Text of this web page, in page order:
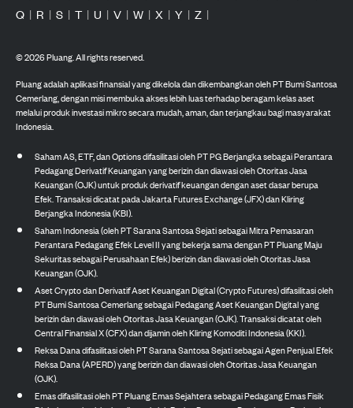
Q | R | S | T | U | V | W | X | Y | Z |
©2026Pluang. All rights reserved.
Pluang adalah aplikasi finansial yang dikelola dan dikembangkan oleh PT Bumi Santosa
Cemerlang, dengan misi membuka akses lebih luas terhadap beragam kelas aset
melalui produk investasi mikro secara mudah, aman, dan terjangkau bagi masyarakat
Indonesia.
Saham AS, ETF, dan Options difasilitasi oleh PT PG Berjangka sebagai Perantara
Pedagang Derivatif Keuangan yang berizin dan diawasi oleh Otoritas Jasa
Keuangan (OJK) untuk produk derivatif keuangan dengan aset dasar berupa
Efek. Transaksi dicatat pada Jakarta Futures Exchange (JFX) dan Kliring
Berjangka Indonesia (KBI).
Saham Indonesia (oleh PT Sarana Santosa Sejati sebagai Mitra Pemasaran
Perantara Pedagang Efek Level II yang bekerja sama dengan PT Pluang Maju
Sekuritas sebagai Perusahaan Efek) berizin dan diawasi oleh Otoritas Jasa
Keuangan (OJK).
Aset Crypto dan Derivatif Aset Keuangan Digital (Crypto Futures) difasilitasi oleh
PT Bumi Santosa Cemerlang sebagai Pedagang Aset Keuangan Digital yang
berizin dan diawasi oleh Otoritas Jasa Keuangan (OJK). Transaksi dicatat oleh
Central Finansial X (CFX) dan dijamin oleh Kliring Komoditi Indonesia (KKI).
Reksa Dana difasilitasi oleh PT Sarana Santosa Sejati sebagai Agen Penjual Efek
Reksa Dana (APERD) yang berizin dan diawasi oleh Otoritas Jasa Keuangan
(OJK).
Emas difasilitasi oleh PT Pluang Emas Sejahtera sebagai Pedagang Emas Fisik